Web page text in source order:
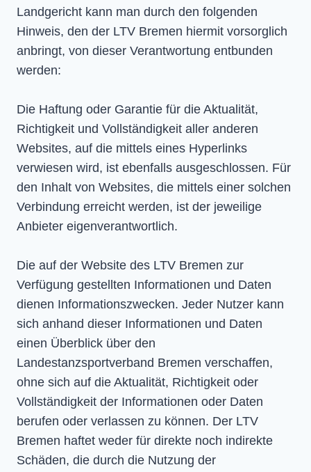
Landgericht kann man durch den folgenden
Hinweis, den der LTV Bremen hiermit vorsorglich
anbringt, von dieser Verantwortung entbunden
werden:
Die Haftung oder Garantie für die Aktualität,
Richtigkeit und Vollständigkeit aller anderen
Websites, auf die mittels eines Hyperlinks
verwiesen wird, ist ebenfalls ausgeschlossen. Für
den Inhalt von Websites, die mittels einer solchen
Verbindung erreicht werden, ist der jeweilige
Anbieter eigenverantwortlich.
Die auf der Website des LTV Bremen zur
Verfügung gestellten Informationen und Daten
dienen Informationszwecken. Jeder Nutzer kann
sich anhand dieser Informationen und Daten
einen Überblick über den
Landestanzsportverband Bremen verschaffen,
ohne sich auf die Aktualität, Richtigkeit oder
Vollständigkeit der Informationen oder Daten
berufen oder verlassen zu können. Der LTV
Bremen haftet weder für direkte noch indirekte
Schäden, die durch die Nutzung der